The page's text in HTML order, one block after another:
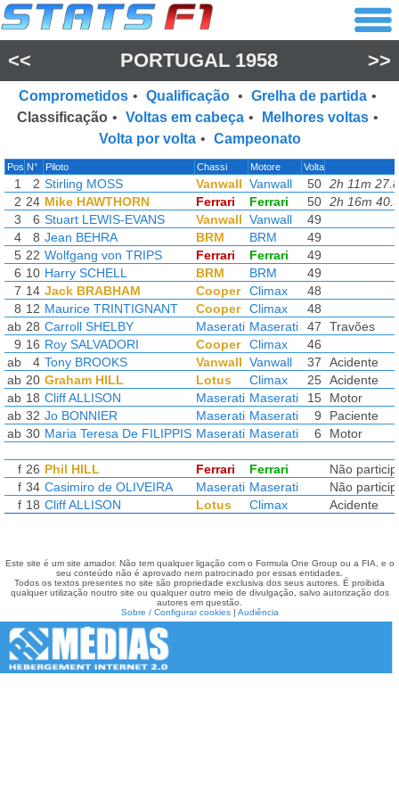
<< PORTUGAL 1958 >>
Comprometidos • Qualificação • Grelha de partida •
Classificação • Voltas em cabeça • Melhores voltas •
Volta por volta • Campeonato
Pos N° Piloto Chassi Motore Volta
1 2 Stirling MOSS Vanwall Vanwall 50 2h 11m
2 24 Mike HAWTHORN Ferrari Ferrari 50 2h 16m
3
6 Stuart LEWIS-EVANS Vanwall Vanwall
49
4
8 Jean BEHRA BRM BRM
49
5 22 Wolfgang von TRIPS Ferrari Ferrari
49
6 10 Harry SCHELL BRM BRM
49
7 14 Jack BRABHAM Cooper Climax
48
8 12 Maurice TRINTIGNANT Cooper Climax
48
ab 28 Carroll SHELBY Maserati Maserati 47
Travões
9 16 Roy SALVADORI Cooper Climax
46
ab
4 Tony BROOKS Vanwall Vanwall 37
Acidente
ab 20 Graham HILL Lotus Climax 25 Acidente
ab 18 Cliff ALLISON Maserati Maserati 15
Motor
ab 32 Jo BONNIER Maserati Maserati 9
Paciente
ab 30 Maria Teresa De FILIPPIS Maserati Maserati 6 Motor
f 26 Phil HILL Ferrari Ferrari
Não
f 34 Casimiro de OLIVEIRA Maserati Maserati
Não
f 18 Cliff ALLISON Lotus Climax Acidente
Este site é um site amador. Não tem qualquer ligação com o Formula One Group ou a FIA, e o
seu conteúdo não é aprovado nem patrocinado por essas entidades.
Todos os textos presentes no site são propriedade exclusiva dos seus autores. É proibida
qualquer utilização noutro site ou qualquer outro meio de divulgação, salvo autorização dos
autores em questão.
Sobre / Configurar cookies| Audiência